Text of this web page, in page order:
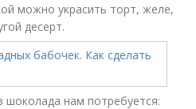
можно украсить торт, желе,
десерт.
шоколада нам потребуется: